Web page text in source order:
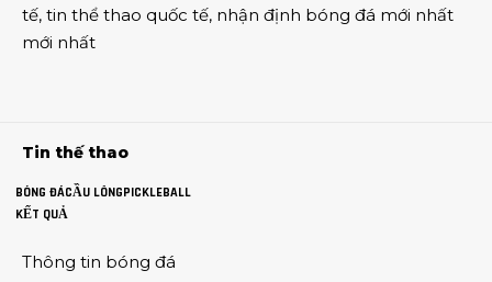
tế, tin thể thao quốc tế, nhận định bóng đá mới nhất
mới nhất
Tin thế thao
BÓNG ĐÁCẦU LÔNGPICKLEBALL
KẾT QUẢ
Thông tin bóng đá